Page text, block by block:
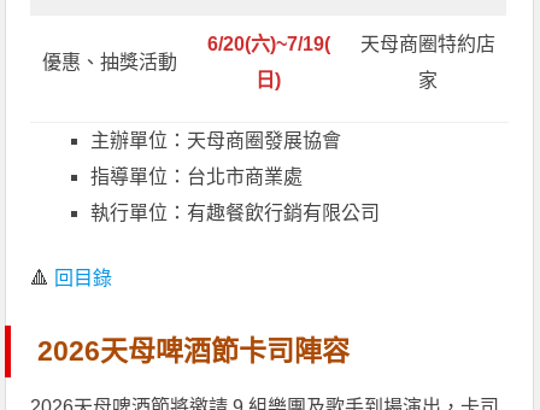
優惠、抽獎活動
6/20(六)~7/19(
日)
天母商圈特約店
家
主辦單位：天母商圈發展協會
指導單位：台北市商業處
執行單位：有趣餐飲行銷有限公司
🔺 回目錄
2026天母啤酒節卡司陣容